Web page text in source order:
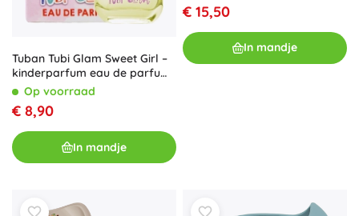
Tuban Tubi Glam Sweet Girl –
kinderparfum eau de parfum
50 mlOp voorraad
€ 8,90
In mandje
€ 15,50
In mandje